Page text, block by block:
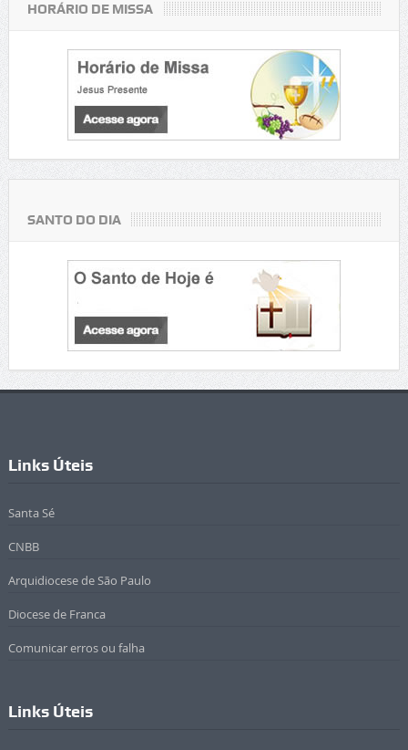
HORÁRIO DE MISSA
SANTO DO DIA
Links Úteis
Santa Sé
CNBB
Arquidiocese de São Paulo
Diocese de Franca
Comunicar erros ou falha
Links Úteis